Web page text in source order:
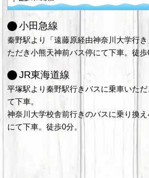
小田急線
秦野駅より「遠藤原経由神奈川大学行
ただき小熊天神前バス停にて下車。徒歩
JR東海道線
平塚駅より秦野駅行きバスに乗車いた
て下車。
神奈川大学校舎前行きのバスに乗り換
にて下車。徒歩0分。